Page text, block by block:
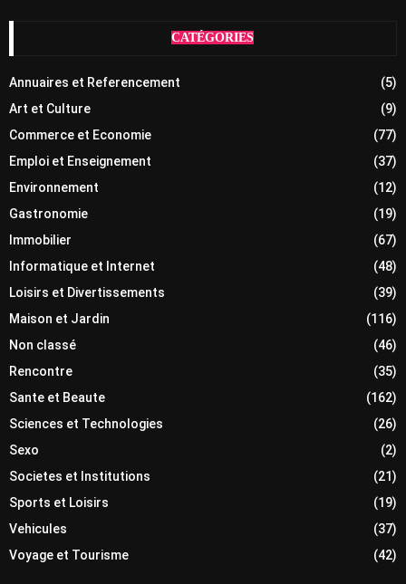
CATÉGORIES
Annuaires et Referencement
(5)
Art et Culture
(9)
Commerce et Economie
(77)
Emploi et Enseignement
(37)
Environnement
(12)
Gastronomie
(19)
Immobilier
(67)
Informatique et Internet
(48)
Loisirs et Divertissements
(39)
Maison et Jardin
(116)
Non classé
(46)
Rencontre
(35)
Sante et Beaute
(162)
Sciences et Technologies
(26)
Sexo
(2)
Societes et Institutions
(21)
Sports et Loisirs
(19)
Vehicules
(37)
Voyage et Tourisme
(42)